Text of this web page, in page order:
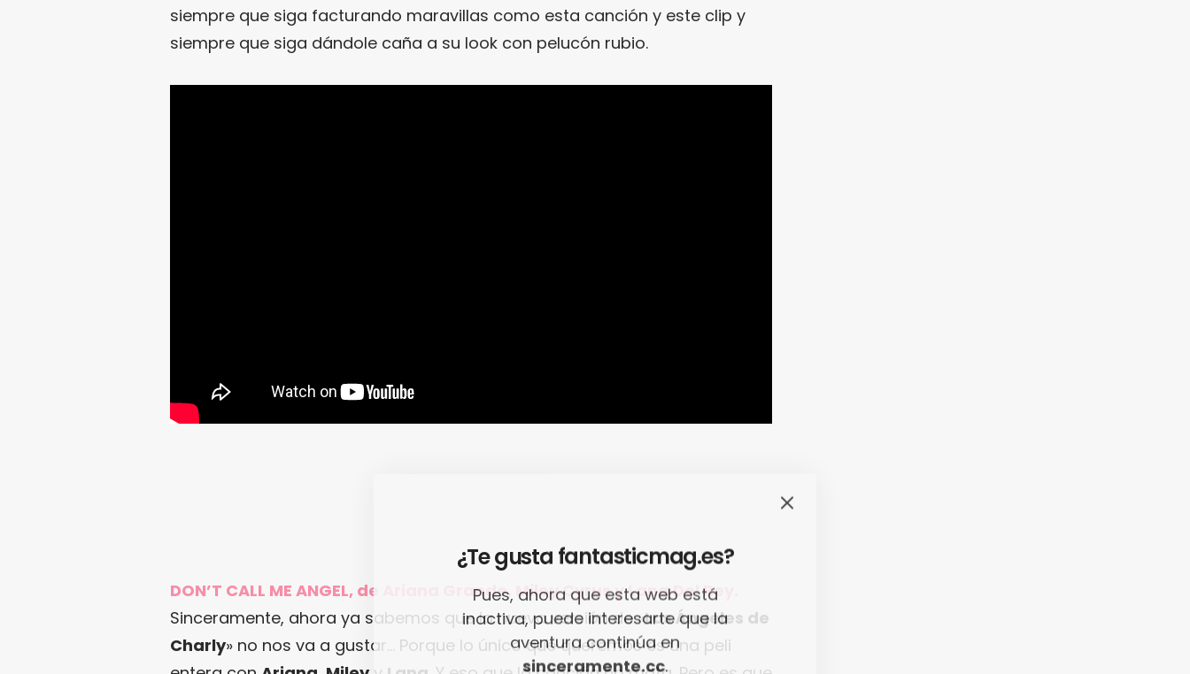
siempre que siga facturando maravillas como esta canción y este clip y
siempre que siga dándole caña a su look con pelucón rubio.
DON’T CALL ME ANGEL, de Ariana Grande, Miley Cyrus y Lana Del Rey.
Sinceramente, ahora ya sabemos que la nueva versión de «Los Ángeles de
Charly» no nos va a gustar… Porque lo único que queremos es una peli
¿Te gusta fantasticmag.es?
Pues, ahora que esta web está
inactiva, puede interesarte que la
aventura continúa en
sinceramente.cc.